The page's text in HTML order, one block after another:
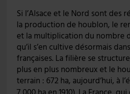
Si l’Alsace et le Nord sont des
la production de houblon, le
et la multiplication du nombre
qu’il s’en cultive désormais
françaises. La filière se
plus en plus nombreux et le
terrain : 672 ha, aujourd’hui, à